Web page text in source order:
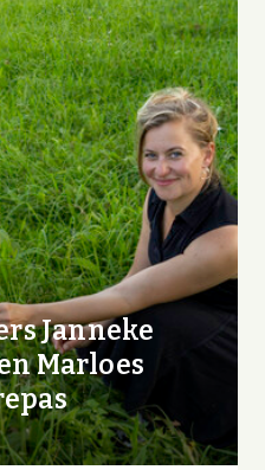
Janneke
Marloes